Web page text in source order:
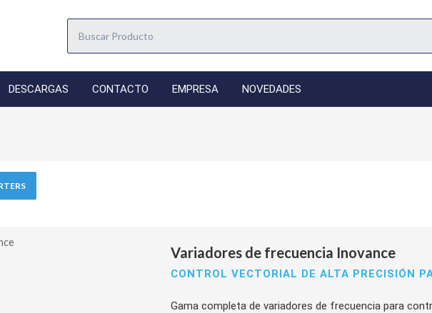
DESCARGAS CONTACTO EMPRESA NOVEDADES
Variadores de frecuencia Inovance
CONTROL VECTORIAL DE ALTA PRECISIÓN
Gama completa de variadores de frecuencia para